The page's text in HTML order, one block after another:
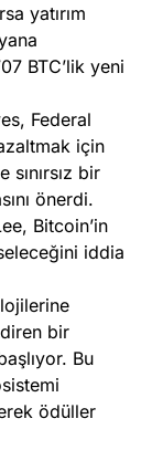
yatırım
BTC’lik yeni
Federal
için
bir
önerdi.
Bitcoin’in
iddia
bir
Bu
ödüller